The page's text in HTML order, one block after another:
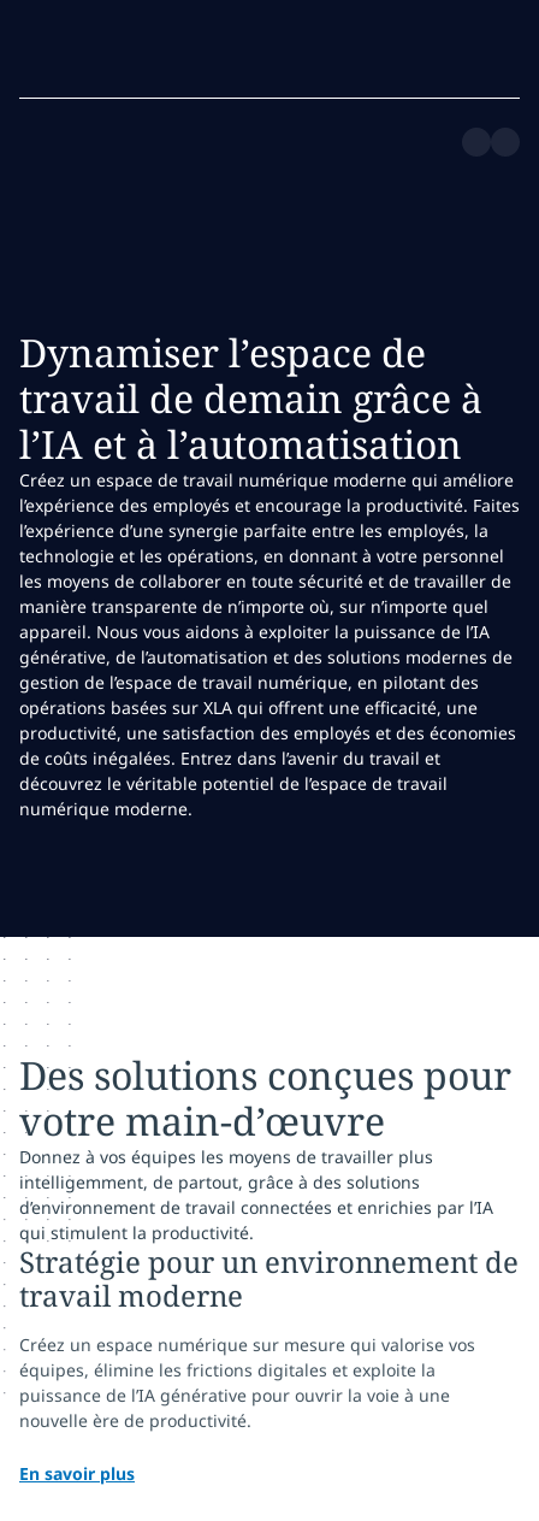
Dynamiser l’espace de
travail de demain grâce à
l’IA et à l’automatisation
Créez un espace de travail numérique moderne qui améliore
l’expérience des employés et encourage la productivité. Faites
l’expérience d’une synergie parfaite entre les employés, la
technologie et les opérations, en donnant à votre personnel
les moyens de collaborer en toute sécurité et de travailler de
manière transparente de n’importe où, sur n’importe quel
appareil. Nous vous aidons à exploiter la puissance de l’IA
générative, de l’automatisation et des solutions modernes de
gestion de l’espace de travail numérique, en pilotant des
opérations basées sur XLA qui offrent une efficacité, une
productivité, une satisfaction des employés et des économies
de coûts inégalées. Entrez dans l’avenir du travail et
découvrez le véritable potentiel de l’espace de travail
numérique moderne.
Des solutions conçues pour
votre main-d’œuvre
Donnez à vos équipes les moyens de travailler plus
intelligemment, de partout, grâce à des solutions
d’environnement de travail connectées et enrichies par l’IA
qui stimulent la productivité.
Stratégie pour un environnement de
travail moderne
Créez un espace numérique sur mesure qui valorise vos
équipes, élimine les frictions digitales et exploite la
puissance de l’IA générative pour ouvrir la voie à une
nouvelle ère de productivité.
En savoir plus